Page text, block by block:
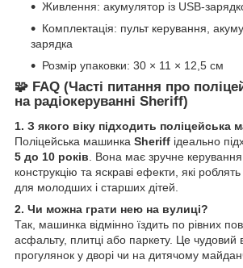
Живлення: акумулятор із USB-
Комплектація: пульт керування,
зарядка
Розмір упаковки: 30 × 11 × 12,5 см
🧩 FAQ (Часті питання про
на радіокеруванні Sheriff)
1. З якого віку підходить поліцейська
Поліцейська машинка Sheriff ідеально
5 до 10 років . Вона має зручне
конструкцію та яскраві ефекти, які
для молодших і старших дітей.
2. Чи можна грати нею на вулиці?
Так, машинка відмінно їздить по рівних
асфальту, плитці або паркету. Це чудовий
прогулянок у дворі чи на дитячому